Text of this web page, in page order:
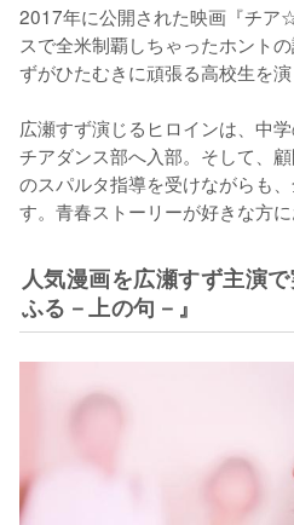
2017年に公開された映画『チア
スで全米制覇しちゃったホント
ずがひたむきに頑張る高校生を演
広瀬すず演じるヒロインは、中
チアダンス部へ入部。そして、
のスパルタ指導を受けながらも
す。青春ストーリーが好きな方に
人気漫画を広瀬すず主演
ふる－上の句－』